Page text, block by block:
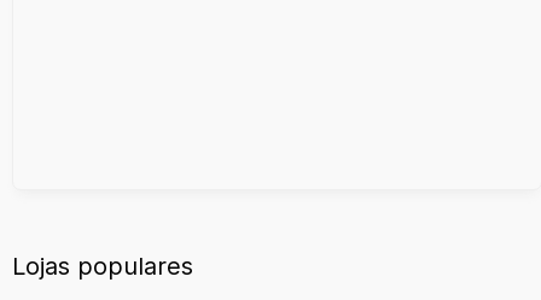
Lojas populares